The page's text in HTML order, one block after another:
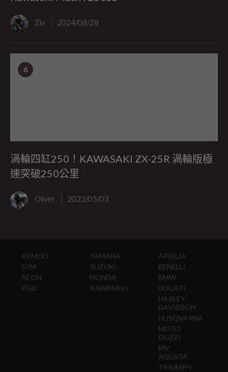
Ziv 2024/08/28
6
渦輪四缸250！KAWASAKI ZX-25R 渦輪版極
速突破250公里
Oliver 2022/05/03
KYMCO
SYM
AEON
PGO
YAMAHA
SUZUKI
HONDA
KAWASAKI
APRILIA
BENELLI
BMW
DUCATI
HARLEY-
DAVIDSON
HUSQVARNA
MOTO
GUZZI
MV
AGUSTA
TRIUMPH